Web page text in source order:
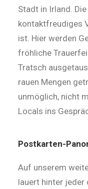
Stadt in Irland.
kontaktfreudiges
ist. Hier werden
fröhliche
Tratsch
rauen Mengen
unmöglich, nicht
Locals ins
Postkarten-
Auf unserem
lauert hinter jeder